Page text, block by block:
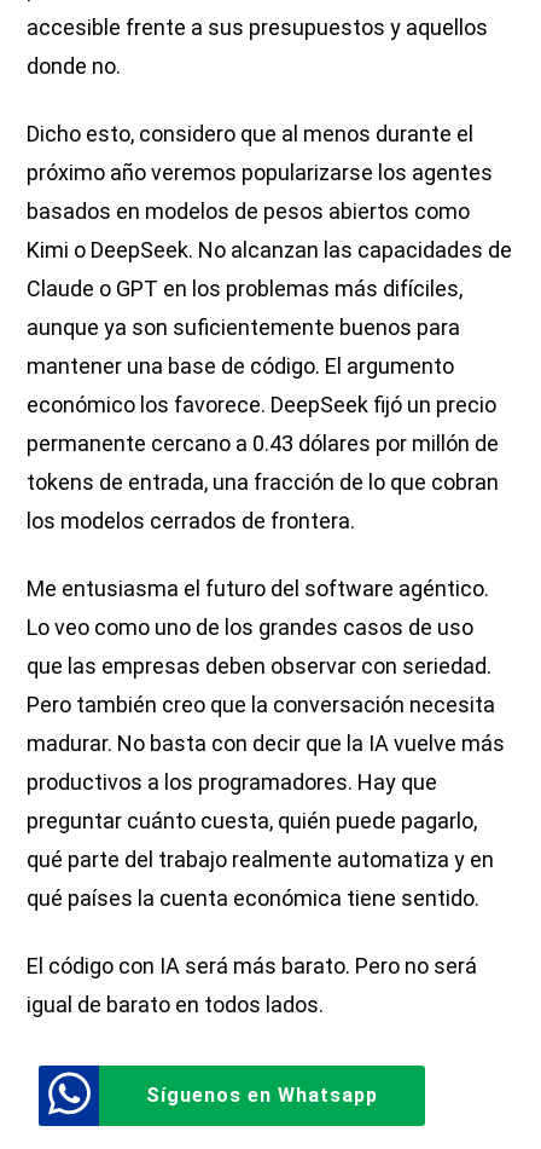
accesible frente a sus presupuestos y aquellos
donde no.
Dicho esto, considero que al menos durante el
próximo año veremos popularizarse los agentes
basados en modelos de pesos abiertos como
Kimi o DeepSeek. No alcanzan las capacidades de
Claude o GPT en los problemas más difíciles,
aunque ya son suficientemente buenos para
mantener una base de código. El argumento
económico los favorece. DeepSeek fijó un precio
permanente cercano a 0.43 dólares por millón de
tokens de entrada, una fracción de lo que cobran
los modelos cerrados de frontera.
Me entusiasma el futuro del software agéntico.
Lo veo como uno de los grandes casos de uso
que las empresas deben observar con seriedad.
Pero también creo que la conversación necesita
madurar. No basta con decir que la IA vuelve más
productivos a los programadores. Hay que
preguntar cuánto cuesta, quién puede pagarlo,
qué parte del trabajo realmente automatiza y en
qué países la cuenta económica tiene sentido.
El código con IA será más barato. Pero no será
igual de barato en todos lados.
Síguenos en Whatsapp